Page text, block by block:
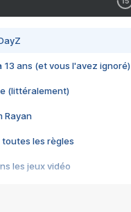
13 ans (et vous l'avez ignoré)
(littéralement)
Rayan
toutes les règles
les jeux vidéo